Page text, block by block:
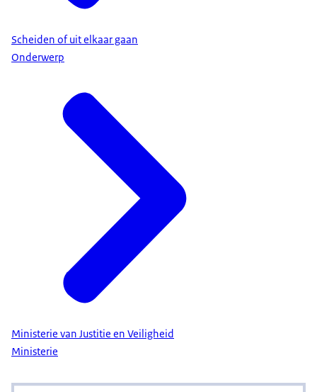
Scheiden of uit elkaar gaan
Onderwerp
Ministerie van Justitie en Veiligheid
Ministerie